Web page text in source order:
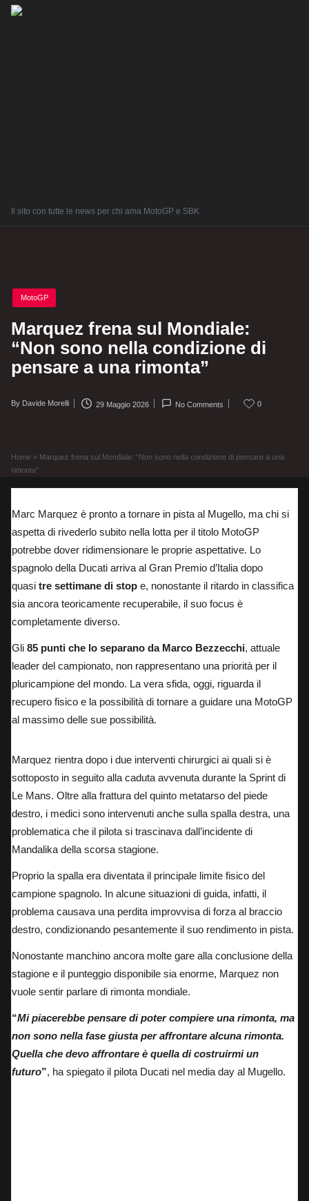
Il sito con tutte le news per chi ama MotoGP e SBK
Posted
in
MotoGP
Marquez frena sul Mondiale:
“Non sono nella condizione di
pensare a una rimonta”
Posted
By Davide Morelli 29 Maggio 2026 No Comments 0
Home » Marquez frena sul Mondiale: “Non sono nella condizione di pensare a una
rimonta”
Marc Marquez è pronto a tornare in pista al Mugello, ma chi si
aspetta di rivederlo subito nella lotta per il titolo MotoGP
potrebbe dover ridimensionare le proprie aspettative. Lo
spagnolo della Ducati arriva al Gran Premio d’Italia dopo
quasi tre settimane di stop e, nonostante il ritardo in classifica
sia ancora teoricamente recuperabile, il suo focus è
completamente diverso.
Gli 85 punti che lo separano da Marco Bezzecchi, attuale
leader del campionato, non rappresentano una priorità per il
pluricampione del mondo. La vera sfida, oggi, riguarda il
recupero fisico e la possibilità di tornare a guidare una MotoGP
al massimo delle sue possibilità.
Marquez rientra dopo i due interventi chirurgici ai quali si è
sottoposto in seguito alla caduta avvenuta durante la Sprint di
Le Mans. Oltre alla frattura del quinto metatarso del piede
destro, i medici sono intervenuti anche sulla spalla destra, una
problematica che il pilota si trascinava dall’incidente di
Mandalika della scorsa stagione.
Proprio la spalla era diventata il principale limite fisico del
campione spagnolo. In alcune situazioni di guida, infatti, il
problema causava una perdita improvvisa di forza al braccio
destro, condizionando pesantemente il suo rendimento in pista.
Nonostante manchino ancora molte gare alla conclusione della
stagione e il punteggio disponibile sia enorme, Marquez non
vuole sentir parlare di rimonta mondiale.
“Mi piacerebbe pensare di poter compiere una rimonta, ma
non sono nella fase giusta per affrontare alcuna rimonta.
Quella che devo affrontare è quella di costruirmi un
futuro”, ha spiegato il pilota Ducati nel media day al Mugello.